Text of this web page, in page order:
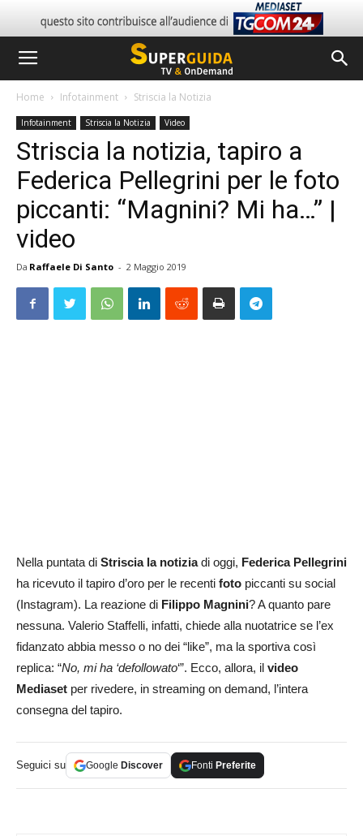
Home Infotainment Striscia la Notizia
Infotainment Striscia la Notizia Video
Striscia la notizia, tapiro a
Federica Pellegrini per le foto
piccanti: “Magnini? Mi ha…” |
video
Da Raffaele Di Santo - 2 Maggio 2019
Nella puntata di Striscia la notiziadi oggi, Federica Pellegrini
ha ricevuto il tapiro d’oro per le recenti foto piccanti su social
(Instagram). La reazione di Filippo Magnini? A quanto pare
nessuna. Valerio Staffelli, infatti, chiede alla nuotatrice se l’ex
fidanzato abbia messo o no dei “like”, ma la sportiva così
replica: “No, mi ha ‘defollowato‘”. Ecco, allora, il video
Mediaset per rivedere, in streaming on demand, l’intera
consegna del tapiro.
Seguici su Google Discover Fonti Preferite